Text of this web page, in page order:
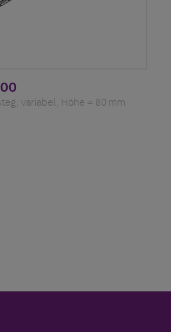
variabel, Höhe = 80 mm